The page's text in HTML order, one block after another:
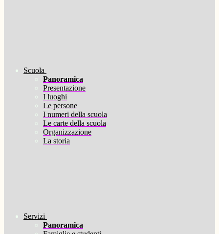
Scuola
Panoramica
Presentazione
I luoghi
Le persone
I numeri della scuola
Le carte della scuola
Organizzazione
La storia
Servizi
Panoramica